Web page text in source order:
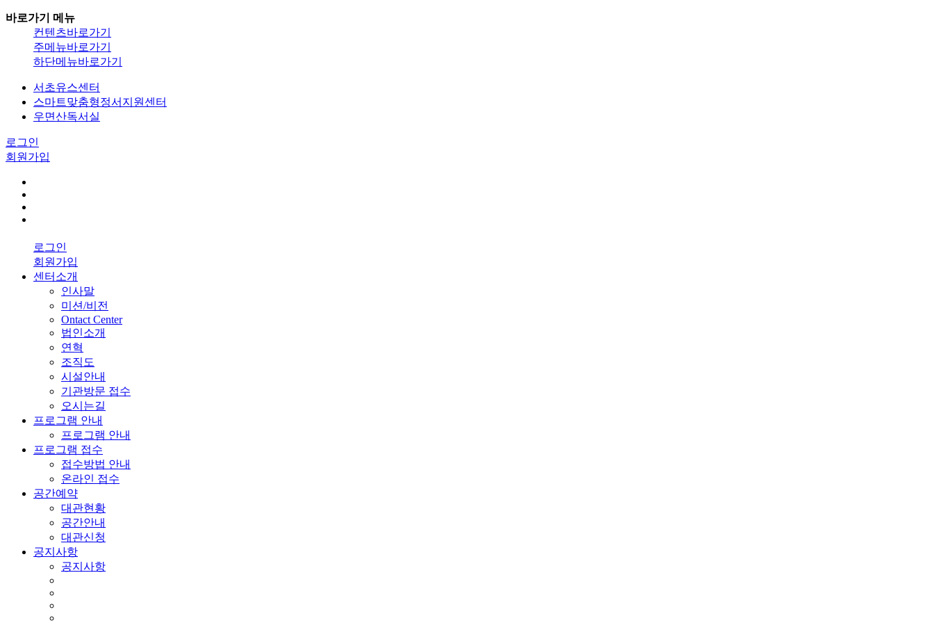
바로가기 메뉴
컨텐츠바로가기
주메뉴바로가기
하단메뉴바로가기
서초유스센터
스마트맞춤형정서지원센터
우면산독서실
로그인
회원가입
로그인
회원가입
센터소개
인사말
미션/비전
Ontact Center
법인소개
연혁
조직도
시설안내
기관방문 접수
오시는길
프로그램 안내
프로그램 안내
프로그램 접수
접수방법 안내
온라인 접수
공간예약
대관현황
공간안내
대관신청
공지사항
공지사항